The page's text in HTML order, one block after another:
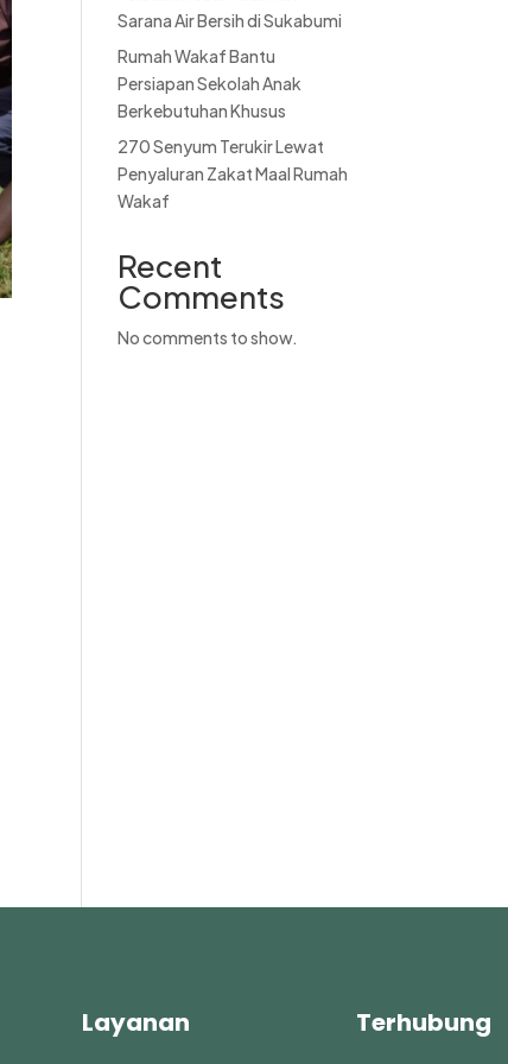
Sarana Air Bersih di Sukabumi
Rumah Wakaf Bantu
Persiapan Sekolah Anak
Berkebutuhan Khusus
270 Senyum Terukir Lewat
Penyaluran Zakat Maal Rumah
Wakaf
Recent
Comments
No comments to show.
Layanan Terhubung